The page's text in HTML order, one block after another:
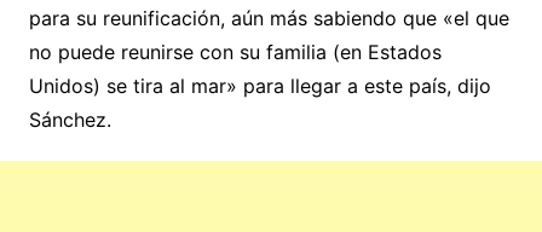
para su reunificación, aún más sabiendo que «el que
no puede reunirse con su familia (en Estados
Unidos) se tira al mar» para llegar a este país, dijo
Sánchez.